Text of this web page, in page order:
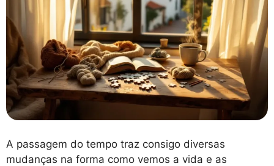
A passagem do tempo traz consigo diversas
mudanças na forma como vemos a vida e as